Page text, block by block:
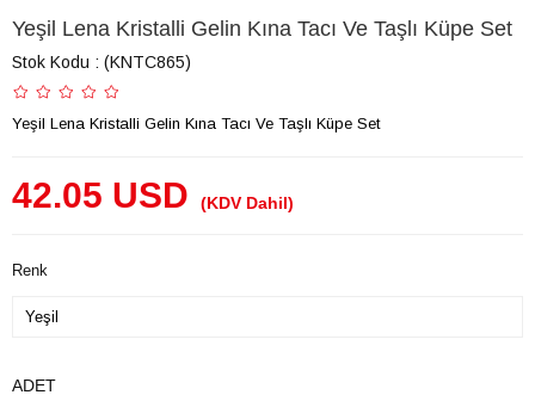
Yeşil Lena Kristalli Gelin Kına Tacı Ve Taşlı Küpe Set
Stok Kodu (KNTC865)
Yeşil Lena Kristalli Gelin Kına Tacı Ve Taşlı Küpe Set
42.05 USD (KDV Dahil)
Renk
ADET